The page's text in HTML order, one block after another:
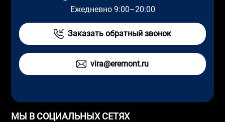
Ежедневно 9:00–20:00
Заказать обратный звонок
vira@eremont.ru
МЫ В СОЦИАЛЬНЫХ СЕТЯХ